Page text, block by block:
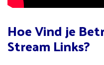
Hoe Vind je
Stream Links?